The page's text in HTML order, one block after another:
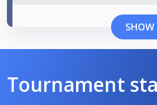
Tournament